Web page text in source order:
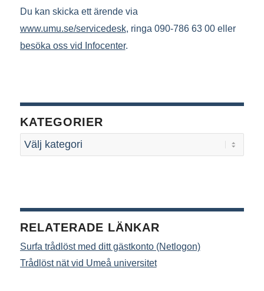
Du kan skicka ett ärende via
www.umu.se/servicedesk, ringa 090-786 63 00 eller
besöka oss vid Infocenter.
KATEGORIER
RELATERADE LÄNKAR
Surfa trådlöst med ditt gästkonto (Netlogon)
Trådlöst nät vid Umeå universitet